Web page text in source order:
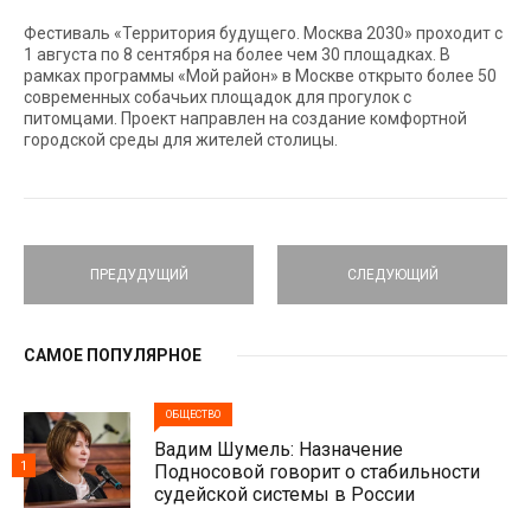
Фестиваль «Территория будущего. Москва 2030» проходит с
1 августа по 8 сентября на более чем 30 площадках. В
рамках программы «Мой район» в Москве открыто более 50
современных собачьих площадок для прогулок с
питомцами. Проект направлен на создание комфортной
городской среды для жителей столицы.
ПРЕДУДУЩИЙ СЛЕДУЮЩИЙ
САМОЕ ПОПУЛЯРНОЕ
ОБЩЕСТВО
Вадим Шумель: Назначение
Подносовой говорит о стабильности
судейской системы в России
1